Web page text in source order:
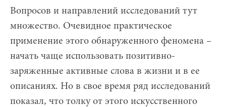
Вопросов и направлений исследований тут
множество. Очевидное практическое
применение этого обнаруженного феномена –
начать чаще использовать позитивно-
заряженные активные слова в жизни и в ее
описаниях. Но в свое время ряд исследований
показал, что толку от этого искусственного